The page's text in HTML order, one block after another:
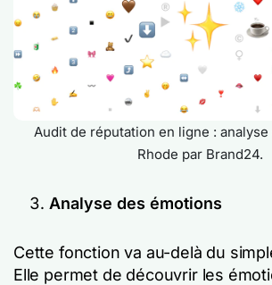
Audit de réputation en ligne :
Rhode par Brand24.
Analyse des émotions
Cette fonction va au-delà du
Elle permet de découvrir les